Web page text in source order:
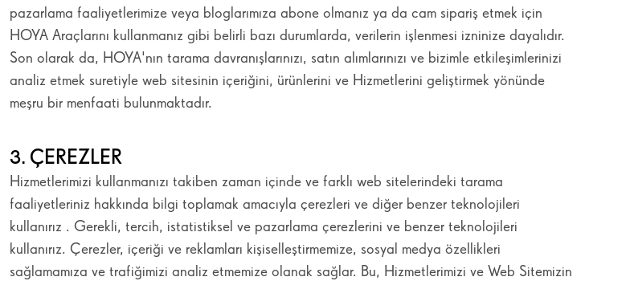
pazarlama faaliyetlerimize veya bloglarımıza abone olmanız ya da cam sipariş etmek için
HOYA Araçlarını kullanmanız gibi belirli bazı durumlarda, verilerin işlenmesi izninize dayalıdır.
Son olarak da, HOYA'nın tarama davranışlarınızı, satın alımlarınızı ve bizimle etkileşimlerinizi
analiz etmek suretiyle web sitesinin içeriğini, ürünlerini ve Hizmetlerini geliştirmek yönünde
meşru bir menfaati bulunmaktadır.
3. ÇEREZLER
Hizmetlerimizi kullanmanızı takiben zaman içinde ve farklı web sitelerindeki tarama
faaliyetleriniz hakkında bilgi toplamak amacıyla çerezleri ve diğer benzer teknolojileri
kullanırız . Gerekli, tercih, istatistiksel ve pazarlama çerezlerini ve benzer teknolojileri
kullanırız. Çerezler, içeriği ve reklamları kişiselleştirmemize, sosyal medya özellikleri
sağlamamıza ve trafiğimizi analiz etmemize olanak sağlar. Bu, Hizmetlerimizi ve Web Sitemizin